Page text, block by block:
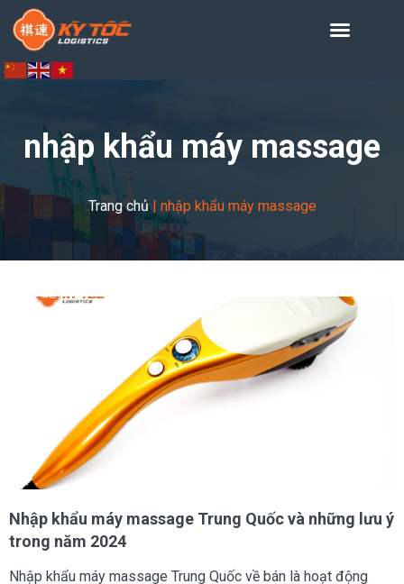
nhập khẩu máy massage
Trang chủ| nhập khẩu máy massage
Nhập khẩu máy massage Trung Quốc và những lưu ý
trong năm 2024
Nhập khẩu máy massage Trung Quốc về bán là hoạt động